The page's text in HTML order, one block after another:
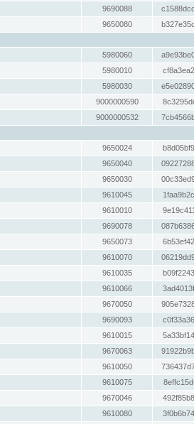
9690088
9650080
5980060
5980010
5980030
9000000590
9000000532
9650024
9650040
9650030
9610045
9610010
9690078
9650073
9610070
9610035
9610066
9670050
9690093
9610015
9670063
9610050
9610075
9670046
9610080